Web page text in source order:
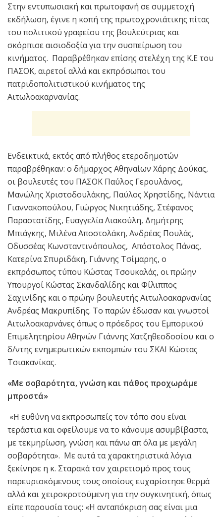
Στην εντυπωσιακή και πρωτοφανή σε συμμετοχή
εκδήλωση, έγινε η κοπή της πρωτοχρονιάτικης πίτας
του πολιτικού γραφείου της βουλεύτριας και
σκόρπισε αισιοδοξία για την συσπείρωση του
κινήματος. Παραβρέθηκαν επίσης στελέχη της Κ.Ε του
ΠΑΣΟΚ, αιρετοί αλλά και εκπρόσωποι του
πατριδοπολιτιστικού κινήματος της
Αιτωλοακαρνανίας.
Ενδεικτικά, εκτός από πλήθος ετεροδημοτών
παραβρέθηκαν: o δήμαρχος Αθηναίων Χάρης Δούκας,
οι βουλευτές του ΠΑΣΟΚ Παύλος Γερουλάνος,
Μανώλης Χριστοδουλάκης, Παύλος Χρηστίδης, Νάντια
Γιαννακοπούλου, Γιώργος Νικητιάδης, Στέφανος
Παραστατίδης, Ευαγγελία Λιακούλη, Δημήτρης
Μπιάγκης, Μιλένα Αποστολάκη, Ανδρέας Πουλάς,
Οδυσσέας Κωνσταντινόπουλος, Απόστολος Πάνας,
Κατερίνα Σπυριδάκη, Γιάννης Τσίμαρης, ο
εκπρόσωπος τύπου Κώστας Τσουκαλάς, οι πρώην
Υπουργοί Κώστας Σκανδαλίδης και Φίλιππος
Σαχινίδης και ο πρώην βουλευτής Αιτωλοακαρνανίας
Ανδρέας Μακρυπίδης. Το παρών έδωσαν και γνωστοί
Αιτωλοακαρνάνες όπως ο πρόεδρος του Εμπορικού
Επιμελητηρίου Αθηνών Γιάννης Χατζηθεοδοσίου και ο
δ/ντης ενημερωτικών εκπομπών του ΣΚΑΙ Κώστας
Τσιακανίκας.
«Με σοβαρότητα, γνώση και πάθος προχωράμε
μπροστά»
«Η ευθύνη να εκπροσωπείς τον τόπο σου είναι
τεράστια και οφείλουμε να το κάνουμε ασυμβίβαστα,
με τεκμηρίωση, γνώση και πάνω απ όλα με μεγάλη
σοβαρότητα». Με αυτά τα χαρακτηριστικά λόγια
ξεκίνησε η κ. Σταρακά τον χαιρετισμό προς τους
παρευρισκόμενους τους οποίους ευχαρίστησε θερμά
αλλά και χειροκροτούμενη για την συγκινητική, όπως
είπε παρουσία τους: «Η ανταπόκριση σας είναι μια